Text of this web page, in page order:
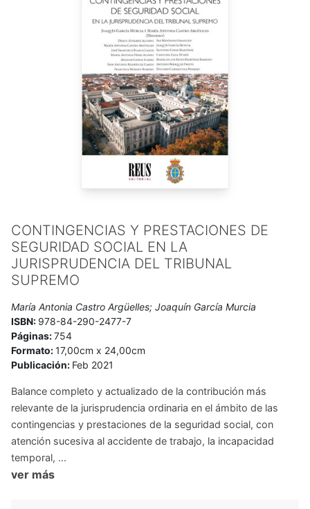
CONTINGENCIAS Y PRESTACIONES DE
SEGURIDAD SOCIAL EN LA
JURISPRUDENCIA DEL TRIBUNAL
SUPREMO
María Antonia Castro Argüelles; Joaquín García Murcia
ISBN: 978-84-290-2477-7
Páginas:754
Formato:17,00cm x 24,00cm
Publicación: Feb 2021
Balance completo y actualizado de la contribución más
relevante de la jurisprudencia ordinaria en el ámbito de las
contingencias y prestaciones de la seguridad social, con
atención sucesiva al accidente de trabajo, la incapacidad
temporal, ...
ver más